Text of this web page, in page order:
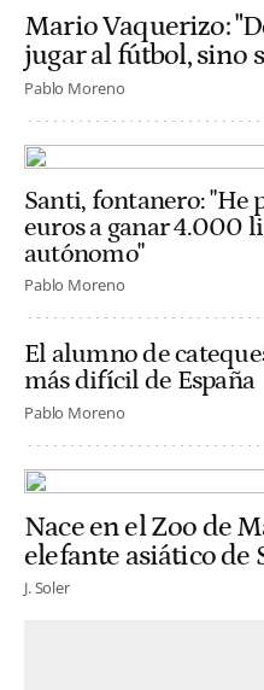
Mario Vaquerizo:
jugar al fútbol, sino
Pablo Moreno
Santi, fontanero: "He
euros a ganar 4.000
autónomo"
Pablo Moreno
El alumno de
más difícil de España
Pablo Moreno
Nace en el Zoo de
elefante asiático de
J. Soler